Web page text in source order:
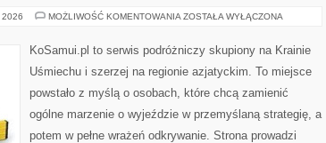
2026 MOŻLIWOŚĆ KOMENTOWANIA JORDANIA
ZOSTAŁA WYŁĄCZONA
KoSamui.pl to serwis podróżniczy skupiony na Krainie
Uśmiechu i szerzej na regionie azjatyckim. To miejsce
powstało z myślą o osobach, które chcą zamienić
ogólne marzenie o wyjeździe w przemyślaną strategię, a
potem w pełne wrażeń odkrywanie. Strona prowadzi